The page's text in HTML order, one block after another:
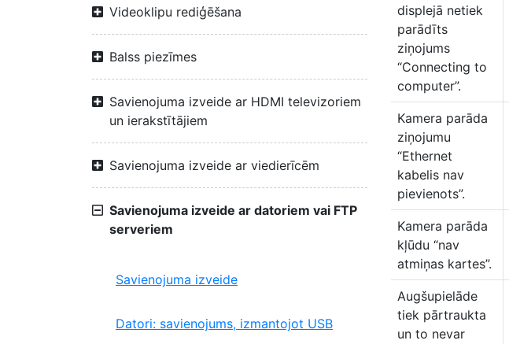
Videoklipu rediģēšana
Balss piezīmes
Savienojuma izveide ar HDMI televizoriem
un ierakstītājiem
Savienojuma izveide ar viedierīcēm
Savienojuma izveide ar datoriem vai FTP
serveriem
Savienojuma izveide
Datori: savienojums, izmantojot USB
displejā netiek
parādīts
ziņojums
“Connecting to
computer”.
Kamera parāda
ziņojumu
“Ethernet
kabelis nav
pievienots”.
Kamera parāda
kļūdu “nav
atmiņas kartes”.
Augšupielāde
tiek pārtraukta
un to nevar